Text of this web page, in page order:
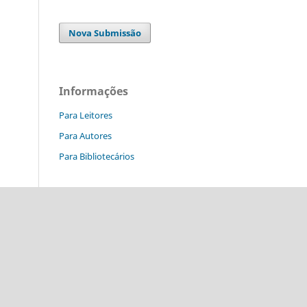
Nova Submissão
Informações
Para Leitores
Para Autores
Para Bibliotecários